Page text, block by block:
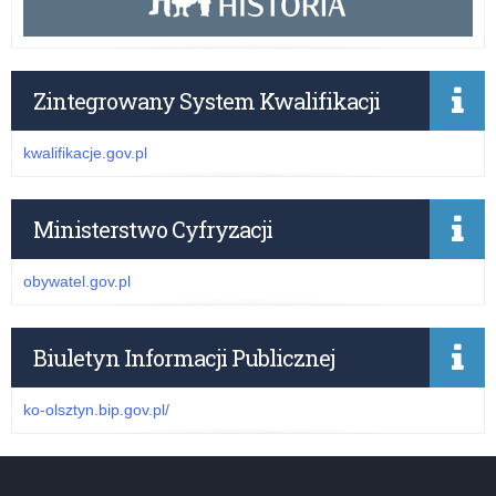
Zintegrowany System Kwalifikacji
kwalifikacje.gov.pl
Ministerstwo Cyfryzacji
obywatel.gov.pl
Biuletyn Informacji Publicznej
ko-olsztyn.bip.gov.pl/